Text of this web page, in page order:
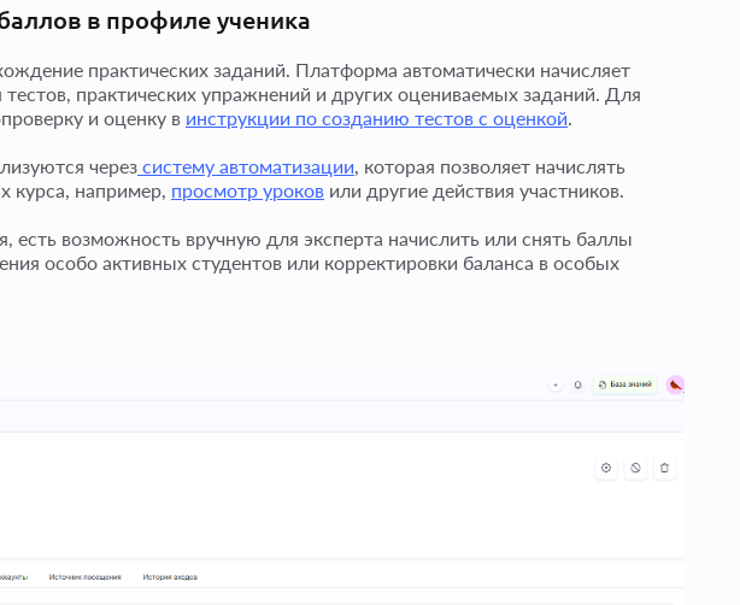
в профиле ученика
практических заданий. Платформа автоматически начисляет
практических упражнений и других оцениваемых заданий. Для
и оценку в инструкции по созданию тестов с оценкой
через систему автоматизации , которая позволяет начислять
курса, например, просмотр уроков или другие действия участников.
есть возможность вручную для эксперта начислить или снять баллы
особо активных студентов или корректировки баланса в особых